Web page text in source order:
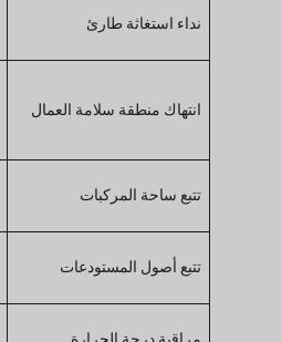
نداء استغاثة طارئ
انتهاك منطقة سلامة العمال
تتبع ساحة المركبات
تتبع أصول المستودعات